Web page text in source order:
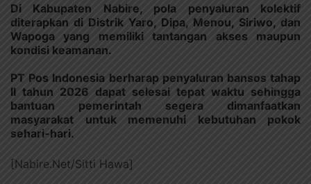
Di Kabupaten Nabire, pola penyaluran kolektif
diterapkan di Distrik Yaro, Dipa, Menou, Siriwo, dan
Wapoga yang memiliki tantangan akses maupun
kondisi keamanan.
PT Pos Indonesia berharap penyaluran bansos tahap
II tahun 2026 dapat selesai tepat waktu sehingga
bantuan pemerintah segera dimanfaatkan
masyarakat untuk memenuhi kebutuhan pokok
sehari-hari.
[Nabire.Net/Sitti Hawa]